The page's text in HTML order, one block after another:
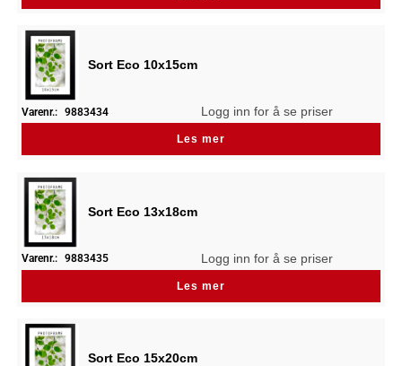
Sort Eco 10x15cm
Varenr.: 9883434 Logg inn for å se priser
Les mer
Sort Eco 13x18cm
Varenr.: 9883435 Logg inn for å se priser
Les mer
Sort Eco 15x20cm